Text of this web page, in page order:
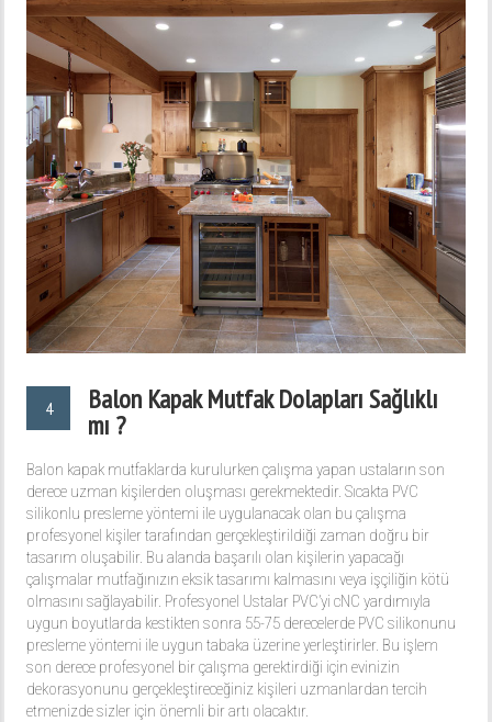
4 Balon Kapak Mutfak Dolapları Sağlıklı
mı ?
Balon kapak mutfaklarda kurulurken çalışma yapan ustaların son
derece uzman kişilerden oluşması gerekmektedir. Sıcakta PVC
silikonlu presleme yöntemi ile uygulanacak olan bu çalışma
profesyonel kişiler tarafından gerçekleştirildiği zaman doğru bir
tasarım oluşabilir. Bu alanda başarılı olan kişilerin yapacağı
çalışmalar mutfağınızın eksik tasarımı kalmasını veya işçiliğin kötü
olmasını sağlayabilir. Profesyonel Ustalar PVC’yi cNC yardımıyla
uygun boyutlarda kestikten sonra 55-75 derecelerde PVC silikonunu
presleme yöntemi ile uygun tabaka üzerine yerleştirirler. Bu işlem
son derece profesyonel bir çalışma gerektirdiği için evinizin
dekorasyonunu gerçekleştireceğiniz kişileri uzmanlardan tercih
etmenizde sizler için önemli bir artı olacaktır.